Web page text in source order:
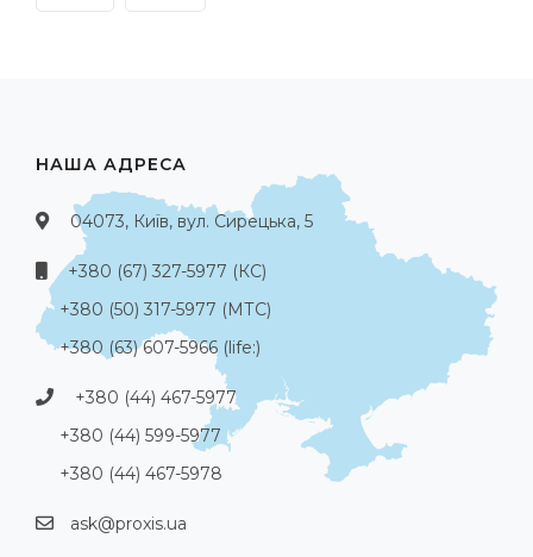
НАША АДРЕСА
04073, Київ, вул. Сирецька, 5
+380 (67) 327-5977 (КС)
+380 (50) 317-5977 (МТС)
+380 (63) 607-5966 (life:)
+380 (44) 467-5977
+380 (44) 599-5977
+380 (44) 467-5978
ask@proxis.ua